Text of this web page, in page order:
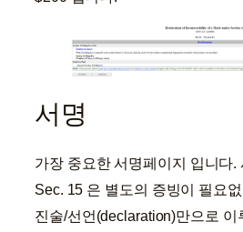
서명
가장 중요한 서명페이지 입니다.
Sec. 15 은 별도의 증빙이 필요
진술/선언(declaration)만으로 이